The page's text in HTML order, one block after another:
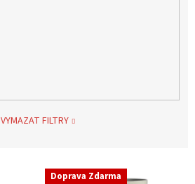
VYMAZAT FILTRY
Doprava Zdarma